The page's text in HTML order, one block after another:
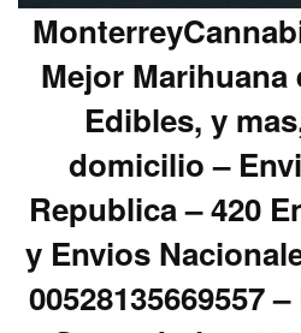
Mejor Marihuana
Edibles, y
domicilio –
Republica – 420
y Envios
00528135669557